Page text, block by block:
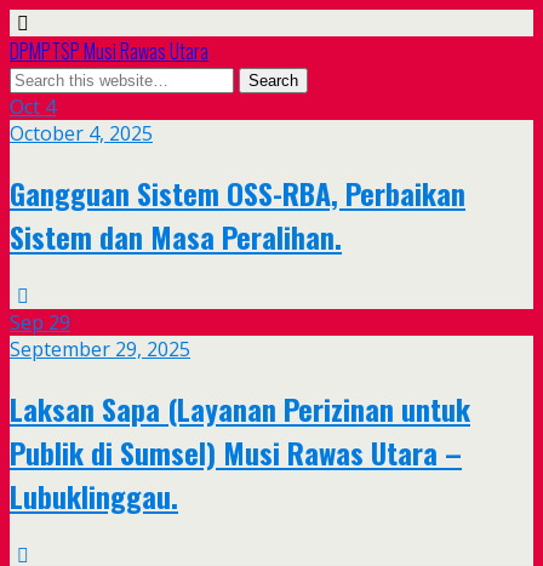
DPMPTSP Musi Rawas Utara
Oct 4
October 4, 2025
Gangguan Sistem OSS-RBA, Perbaikan
Sistem dan Masa Peralihan.
Sep 29
September 29, 2025
Laksan Sapa (Layanan Perizinan untuk
Publik di Sumsel) Musi Rawas Utara –
Lubuklinggau.